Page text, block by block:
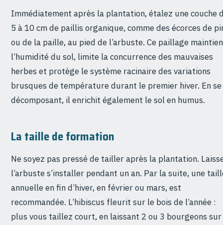
Immédiatement après la plantation, étalez une couche
5 à 10 cm de paillis organique, comme des écorces de
ou de la paille, au pied de l’arbuste. Ce paillage
l’humidité du sol, limite la concurrence des mauvaises
herbes et protège le système racinaire des variations
brusques de température durant le premier hiver. En se
décomposant, il enrichit également le sol en humus.
La taille de formation
Ne soyez pas pressé de tailler après la plantation.
l’arbuste s’installer pendant un an. Par la suite, une
annuelle en fin d’hiver, en février ou mars, est
recommandée. L’hibiscus fleurit sur le bois de l’année :
plus vous taillez court, en laissant 2 ou 3 bourgeons sur